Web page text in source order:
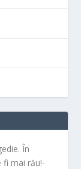
În
fi mai rău!-